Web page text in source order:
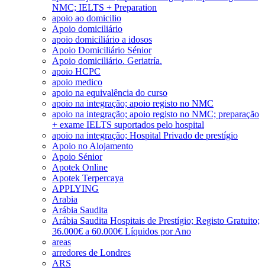
NMC; IELTS + Preparation
apoio ao domicilio
Apoio domiciliário
apoio domiciliário a idosos
Apoio Domiciliário Sénior
Apoio domiciliário. Geriatría.
apoio HCPC
apoio medico
apoio na equivalência do curso
apoio na integração; apoio registo no NMC
apoio na integração; apoio registo no NMC; preparação
+ exame IELTS suportados pelo hospital
apoio na integração; Hospital Privado de prestígio
Apoio no Alojamento
Apoio Sénior
Apotek Online
Apotek Terpercaya
APPLYING
Arabia
Arábia Saudita
Arábia Saudita Hospitais de Prestígio; Registo Gratuito;
36.000€ a 60.000€ Líquidos por Ano
areas
arredores de Londres
ARS